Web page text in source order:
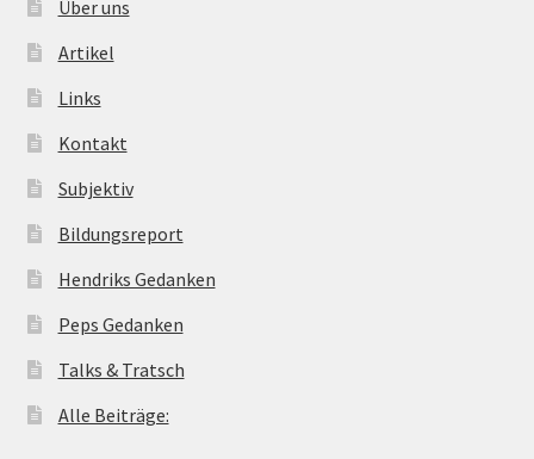
Über uns
Artikel
Links
Kontakt
Subjektiv
Bildungsreport
Hendriks Gedanken
Peps Gedanken
Talks & Tratsch
Alle Beiträge: